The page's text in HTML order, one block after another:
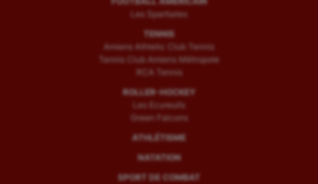
Les Spartiates
TENNIS
Amiens Athletic Club Tennis
Tennis Club Amiens Métropole
RCA Tennis
ROLLER-HOCKEY
Les Ecureuils
Green Falcons
ATHLÉTISME
NATATION
SPORT DE COMBAT